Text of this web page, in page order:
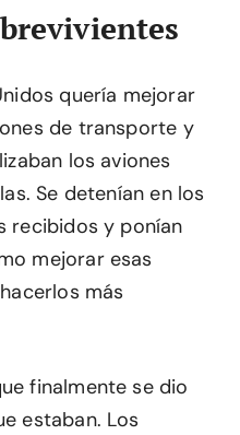
quería mejorar
de transporte y
los aviones
Se detenían en los
recibidos y ponían
mejorar esas
más
finalmente se dio
estaban. Los